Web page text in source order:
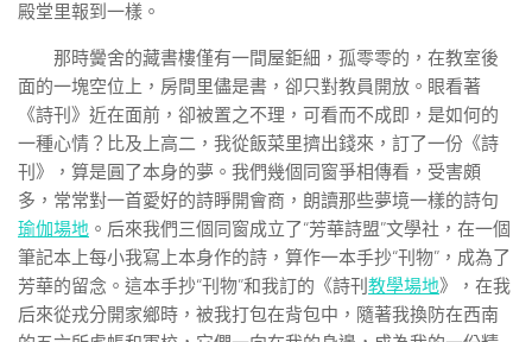
殿堂里報到一樣。
那時黌舍的藏書樓僅有一間屋鉅細，孤零零的，在教室後
面的一塊空位上，房間里儘是書，卻只對教員開放。眼看著
《詩刊》近在面前，卻被置之不理，可看而不成即，是如何的
一種心情？比及上高二，我從飯菜里擠出錢來，訂了一份《詩
刊》，算是圓了本身的夢。我們幾個同窗爭相傳看，受害頗
多，常常對一首愛好的詩睜開會商，朗讀那些夢境一樣的詩句
瑜伽場地 。后來我們三個同窗成立了“芳華詩盟”文學社，在一個
筆記本上每小我寫上本身作的詩，算作一本手抄“刊物”，成為了
芳華的留念。這本手抄“刊物”和我訂的《詩刊 教學場地》，在我
后來從戎分開家鄉時，被我打包在背包中，隨著我換防在西南